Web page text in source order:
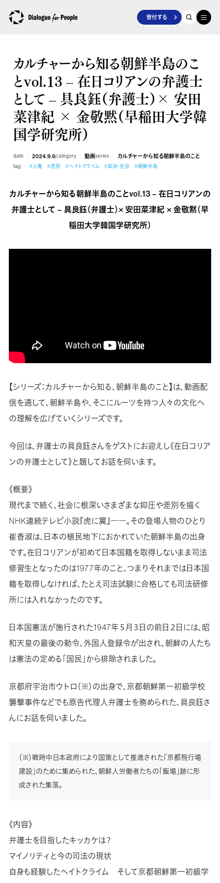
寄付する
カルチャーから知る朝鮮半島のこ
とvol.13 – 在日コリアンの弁護士
として – 具良鈺（弁護士）× 安田
菜津紀 × 金敬黙（早稲田大学韓
国学研究所）
date 2024.9.6category 動画series カルチャーから知る朝鮮半島のこと
tag #人権 #差別 #ヘイトクライム #政治・社会 #朝鮮半島
カルチャーから知る朝鮮半島のことvol.13 – 在日コリアンの
弁護士として – 具良鈺（弁護士）× 安田菜津紀 × 金敬黙（早
稲田大学韓国学研究所）
【シリーズ：カルチャーから知る、朝鮮半島のこと】は、動画配
信を通して、朝鮮半島や、そこにルーツを持つ人々の文化へ
の理解を広げていくシリーズです。
今回は、弁護士の具良鈺さんをゲストにお迎えし《在日コリア
ンの弁護士として》と題してお話を伺います。
《概要》
現代まで続く、社会に根深いさまざまな抑圧や差別を描く
NHK連続テレビ小説『虎に翼』――。その登場人物のひとり
崔香淑は、日本の植民地下におかれていた朝鮮半島の出身
です。在日コリアンが初めて日本国籍を取得しないまま司法
修習生となったのは1977年のこと、つまりそれまでは日本国
籍を取得しなければ、たとえ司法試験に合格しても司法研修
所には入れなかったのです。
日本国憲法が施行された1947年５月３日の前日２日には、昭
和天皇の最後の勅令、外国人登録令が出され、朝鮮の人たち
は憲法の定める「国民」から排除されました。
京都府宇治市ウトロ（※）の出身で、京都朝鮮第一初級学校
襲撃事件などでも原告代理人弁護士を務められた、具良鈺さ
んにお話を伺いました。
（※）戦時中日本政府により国策として推進された「京都飛行場
建設」のために集められた、朝鮮人労働者たちの「飯場」跡に形
成された集落。
《内容》
弁護士を目指したキッカケは？
マイノリティと今の司法の現状
自身も経験したヘイトクライム そして京都朝鮮第一初級学